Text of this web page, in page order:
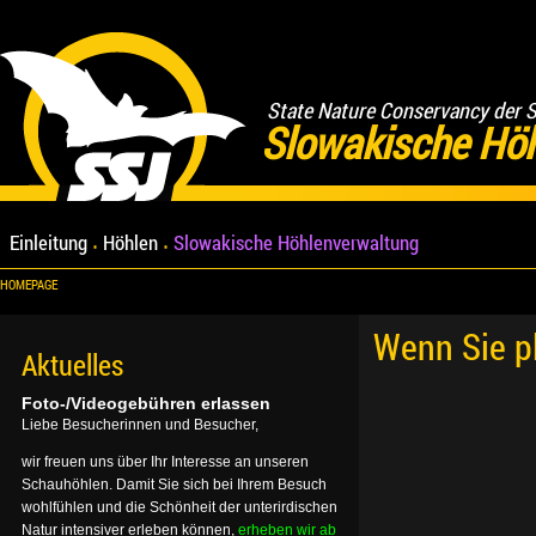
State Nature Conservancy der
Slowakische
Einleitung Höhlen Slowakische Höhlenverwaltung
HOMEPAGE
Wenn Sie
Aktuelles
Foto-/Videogebühren erlassen
Liebe Besucherinnen und Besucher,
wir freuen uns über Ihr Interesse an unseren
Schauhöhlen. Damit Sie sich bei Ihrem Besuch
wohlfühlen und die Schönheit der unterirdischen
Natur intensiver erleben können, erheben wir ab